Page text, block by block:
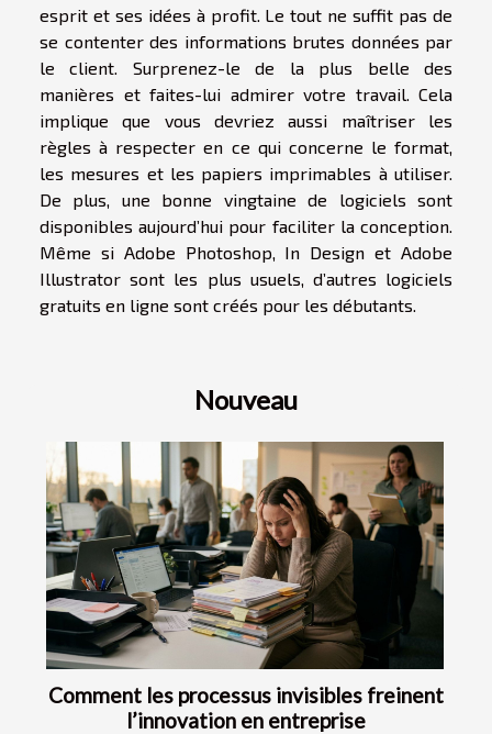
esprit et ses idées à profit. Le tout ne suffit pas de
se contenter des informations brutes données par
le client. Surprenez-le de la plus belle des
manières et faites-lui admirer votre travail. Cela
implique que vous devriez aussi maîtriser les
règles à respecter en ce qui concerne le format,
les mesures et les papiers imprimables à utiliser.
De plus, une bonne vingtaine de logiciels sont
disponibles aujourd’hui pour faciliter la conception.
Même si Adobe Photoshop, In Design et Adobe
Illustrator sont les plus usuels, d’autres logiciels
gratuits en ligne sont créés pour les débutants.
Nouveau
Comment les processus invisibles freinent
l’innovation en entreprise